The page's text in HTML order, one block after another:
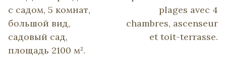
с садом, 5 комнат,
большой вид,
садовый сад,
площадь 2100 м².
plages avec 4
chambres, ascenseur
et toit-terrasse.